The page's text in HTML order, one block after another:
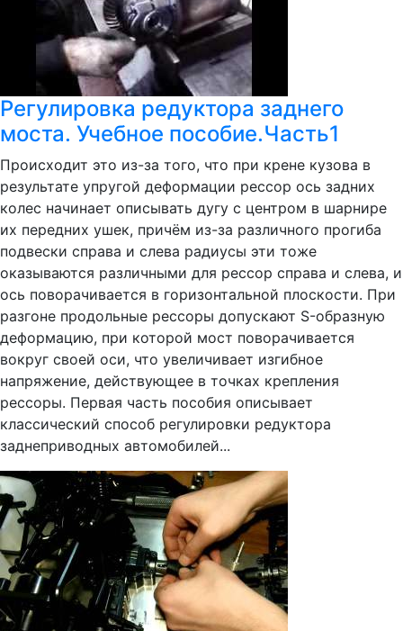
Регулировка редуктора заднего
моста. Учебное пособие.Часть1
Происходит это из-за того, что при крене кузова в
результате упругой деформации рессор ось задних
колес начинает описывать дугу с центром в шарнире
их передних ушек, причём из-за различного прогиба
подвески справа и слева радиусы эти тоже
оказываются различными для рессор справа и слева, и
ось поворачивается в горизонтальной плоскости. При
разгоне продольные рессоры допускают S-образную
деформацию, при которой мост поворачивается
вокруг своей оси, что увеличивает изгибное
напряжение, действующее в точках крепления
рессоры. Первая часть пособия описывает
классический способ регулировки редуктора
заднеприводных автомобилей...